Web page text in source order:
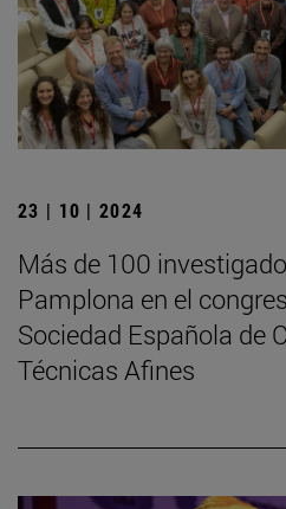
23 | 10 | 2024
Más de 100
Pamplona en el
Sociedad Española de
Técnicas Afines